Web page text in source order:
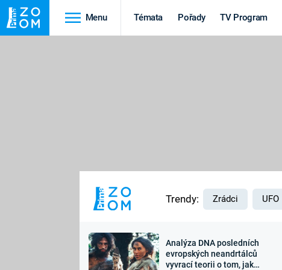
Menu Témata Pořady TV Program
Výročí
Trendy: Zrádci UFO
Analýza DNA posledních
evropských neandrtálců
vyvrací teorii o tom, jak